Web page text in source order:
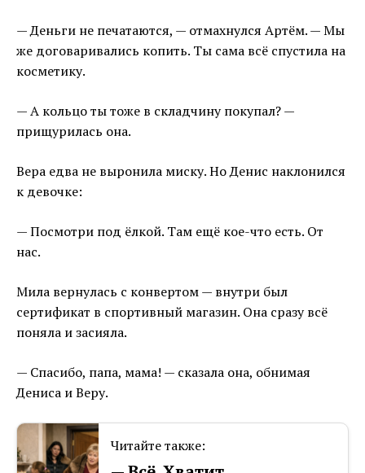
— Деньги не печатаются, — отмахнулся Артём. — Мы
же договаривались копить. Ты сама всё спустила на
косметику.
— А кольцо ты тоже в складчину покупал? —
прищурилась она.
Вера едва не выронила миску. Но Денис наклонился
к девочке:
— Посмотри под ёлкой. Там ещё кое-что есть. От
нас.
Мила вернулась с конвертом — внутри был
сертификат в спортивный магазин. Она сразу всё
поняла и засияла.
— Спасибо, папа, мама! — сказала она, обнимая
Дениса и Веру.
Читайте также: